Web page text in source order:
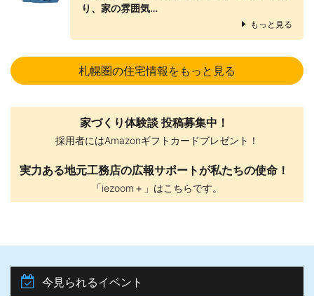
り、家の雰囲気…
もっと見る
札幌圏の住宅情報をもっと見る
家づくり体験談 投稿募集中！
採用者にはAmazonギフトカードプレゼント！
実力ある地元工務店の広報サポートが私たちの使命！
「iezoom＋」はこちらです。
今見られるイベント